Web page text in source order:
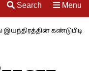
Search · Menu
யார்? -